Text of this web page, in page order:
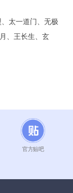
太一道门、无极
、王长生、玄
官方贴吧